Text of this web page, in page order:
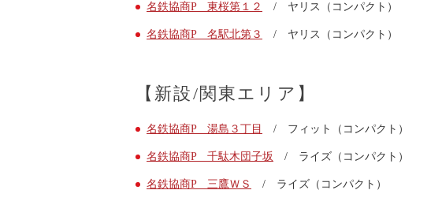
名鉄協商P 東桜第１２ / ヤリス（コンパクト）
名鉄協商P 名駅北第３ / ヤリス（コンパクト）
【新設/関東エリア】
名鉄協商P 湯島３丁目 / フィット（コンパクト）
名鉄協商P 千駄木団子坂 / ライズ（コンパクト）
名鉄協商P 三鷹ＷＳ / ライズ（コンパクト）